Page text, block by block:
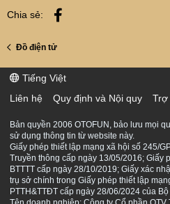
Chia sẻ:
Đồ điện tử
Tiếng Việt
Liên hệ
Quy định và Nội quy Trợ
Bản quyền 2006 OTOFUN, bảo lưu mọi
sử dụng thông tin từ website này.
Giấy phép thiết lập mạng xã hội số 245/
Truyền thông cấp ngày 13/05/2016; Giấy
BTTTT cấp ngày 28/10/2019; Giấy xác
trụ sở chính trong Giấy phép thiết lập
PTTH&TTĐT cấp ngày 28/06/2024 của